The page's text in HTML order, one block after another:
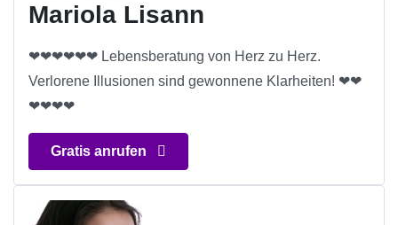
Mariola Lisann
❤❤❤❤❤❤ Lebensberatung von Herz zu Herz.
Verlorene Illusionen sind gewonnene Klarheiten! ❤❤
❤❤❤❤
Gratis anrufen